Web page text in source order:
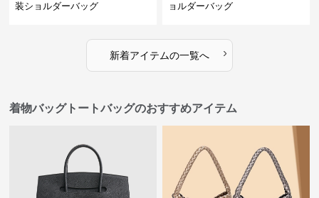
装ショルダーバッグ
ョルダーバッグ
新着アイテムの一覧へ ›
着物バッグトートバッグのおすすめアイテム